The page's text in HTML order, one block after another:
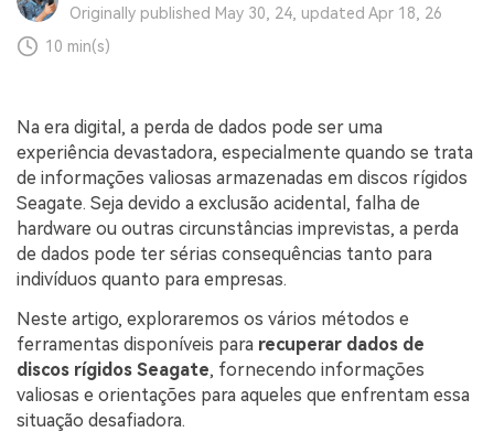
Originally published May 30, 24, updated Apr 18, 26
10 min(s)
Na era digital, a perda de dados pode ser uma
experiência devastadora, especialmente quando se trata
de informações valiosas armazenadas em discos rígidos
Seagate. Seja devido a exclusão acidental, falha de
hardware ou outras circunstâncias imprevistas, a perda
de dados pode ter sérias consequências tanto para
indivíduos quanto para empresas.
Neste artigo, exploraremos os vários métodos e
ferramentas disponíveis para recuperar dados de
discos rígidos Seagate, fornecendo informações
valiosas e orientações para aqueles que enfrentam essa
situação desafiadora.